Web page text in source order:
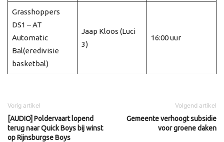
Grasshoppers
DS1 – AT
Automatic
Bal(eredivisie
basketbal)
Jaap Kloos (Luci
3)
16:00 uur
Vorig artikel
[AUDIO] Poldervaart lopend
terug naar Quick Boys bij winst
op Rijnsburgse Boys
Volgend artikel
Gemeente verhoogt subsidie
voor groene daken